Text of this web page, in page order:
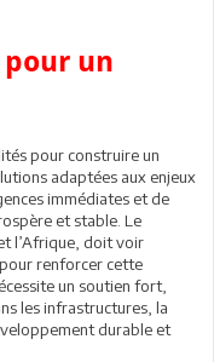
pour un
pour construire un
adaptées aux enjeux
immédiates et de
et stable. Le
l’Afrique, doit voir
renforcer cette
un soutien fort,
les infrastructures, la
durable et